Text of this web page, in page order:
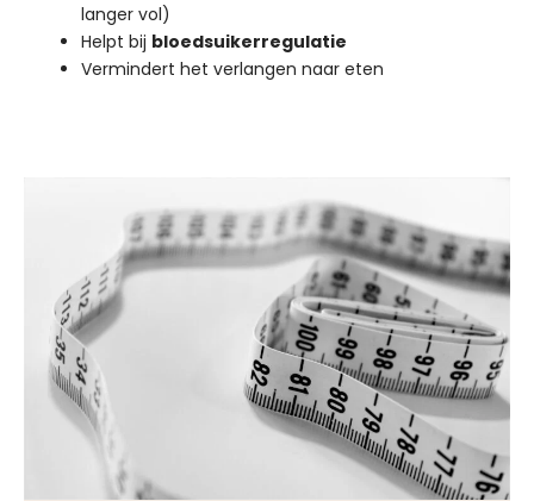
langer vol)
Helpt bij bloedsuikerregulatie
Vermindert het verlangen naar eten